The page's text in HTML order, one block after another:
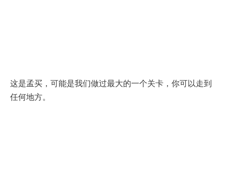
这是孟买，可能是我们做过最大的一个关卡，你可以走到
任何地方。